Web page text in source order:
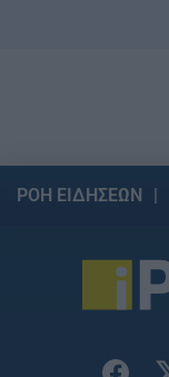
ΡΟΗ ΕΙΔΗΣΕΩΝ